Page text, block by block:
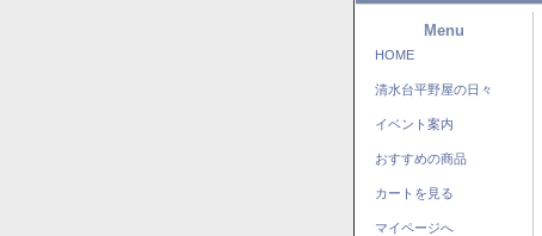
Menu
HOME
清水台平野屋の日々
イベント案内
おすすめの商品
カートを見る
マイページへ